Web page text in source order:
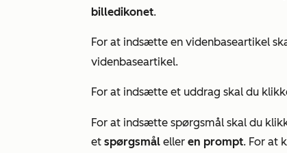
billedikonet.
For at indsætte en videnbaseartikel
videnbaseartikel.
For at indsætte et uddrag skal du
For at indsætte spørgsmål skal du
et spørgsmål eller en prompt. For at